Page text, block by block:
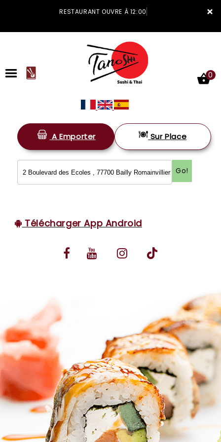
×
RESTAURANT OUVRE À 12:00
ACCUEIL
LA CARTE
VOS AVIS
MENTIONS LÉGALES
0
A Emporter Sur Place
Go!
Télécharger App Android